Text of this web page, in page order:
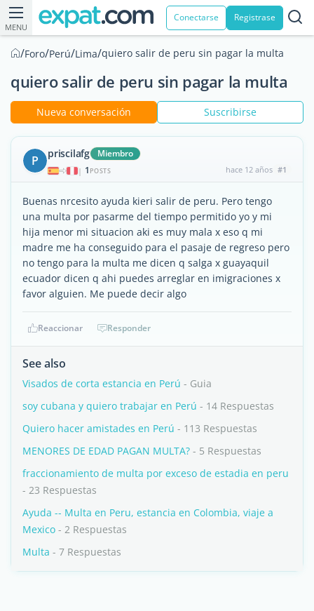
MENU
Conectarse Registrase
/Foro/Perú/Lima/quiero salir de peru sin pagar la multa
quiero salir de peru sin pagar la multa
Nueva conversación Suscribirse
P priscilafg Miembro
| 1 POSTS hace 12 años #1
Buenas nrcesito ayuda kieri salir de peru. Pero tengo
una multa por pasarme del tiempo permitido yo y mi
hija menor mi situacion aki es muy mala x eso q mi
madre me ha conseguido para el pasaje de regreso pero
no tengo para la multa me dicen q salga x guayaquil
ecuador dicen q ahi puedes arreglar en imigraciones x
favor alguien. Me puede decir algo
Reaccionar Responder
See also
Visados de corta estancia en Perú - Guia
soy cubana y quiero trabajar en Perú - 14 Respuestas
Quiero hacer amistades en Perú - 113 Respuestas
MENORES DE EDAD PAGAN MULTA? - 5 Respuestas
fraccionamiento de multa por exceso de estadia en peru
- 23 Respuestas
Ayuda -- Multa en Peru, estancia en Colombia, viaje a
Mexico - 2 Respuestas
Multa - 7 Respuestas